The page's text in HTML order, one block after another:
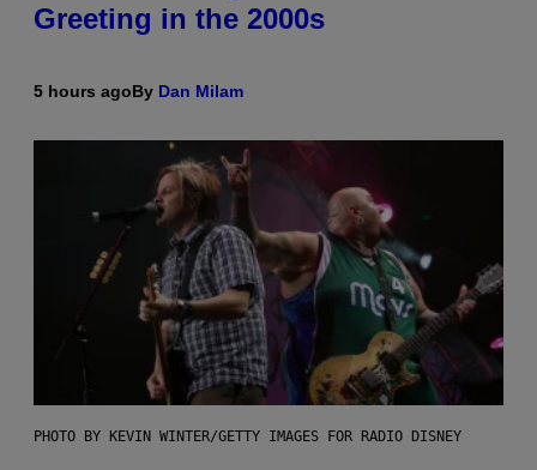
Greeting in the 2000s
5 hours agoBy Dan Milam
PHOTO BY KEVIN WINTER/GETTY IMAGES FOR RADIO DISNEY